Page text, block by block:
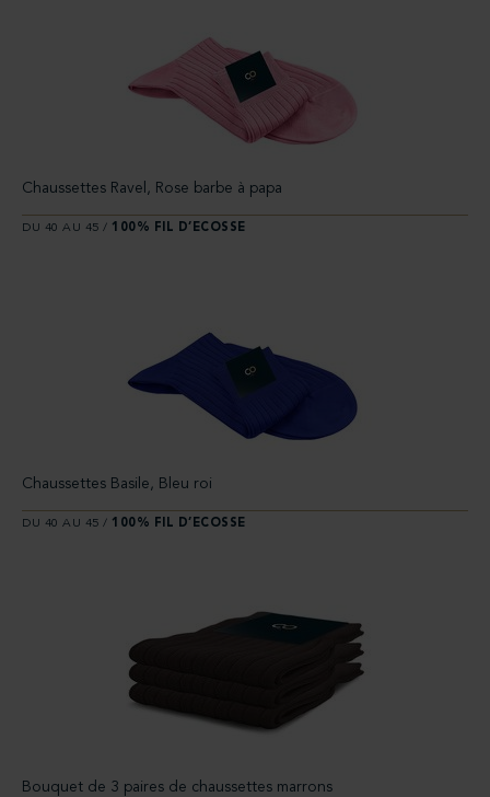
Chaussettes Ravel, Rose barbe à papa
DU 40 AU 45 / 100% FIL D’ECOSSE
Chaussettes Basile, Bleu roi
DU 40 AU 45 / 100% FIL D’ECOSSE
Bouquet de 3 paires de chaussettes marrons